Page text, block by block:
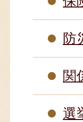
防
関
選